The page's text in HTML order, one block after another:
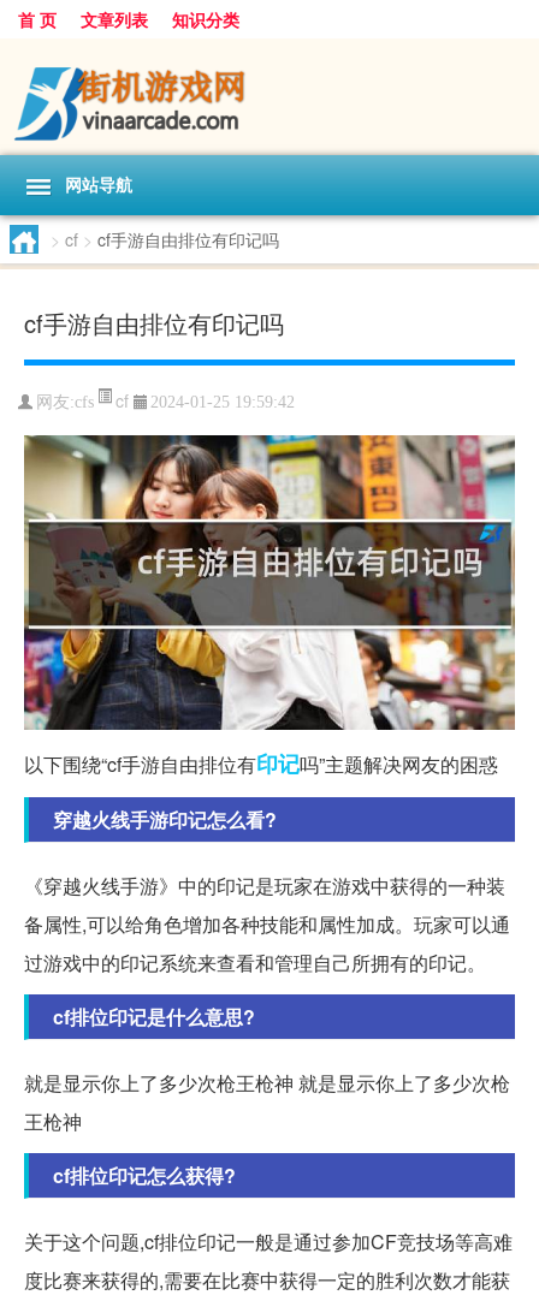
首 页 文章列表 知识分类
网站导航
> cf > cf手游自由排位有印记吗
cf手游自由排位有印记吗
网友:cfs cf 2024-01-25 19:59:42
以下围绕“cf手游自由排位有印记吗”主题解决网友的困惑
穿越火线手游印记怎么看?
《穿越火线手游》中的印记是玩家在游戏中获得的一种装
备属性,可以给角色增加各种技能和属性加成。玩家可以通
过游戏中的印记系统来查看和管理自己所拥有的印记。
cf排位印记是什么意思?
就是显示你上了多少次枪王枪神 就是显示你上了多少次枪
王枪神
cf排位印记怎么获得?
关于这个问题,cf排位印记一般是通过参加CF竞技场等高难
度比赛来获得的,需要在比赛中获得一定的胜利次数才能获